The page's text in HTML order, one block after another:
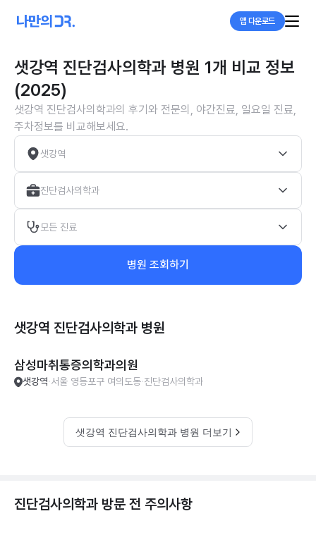
앱 다운로드
샛강역 진단검사의학과 병원 1개 비교 정보
(2025)
샛강역 진단검사의학과의 후기와 전문의, 야간진료, 일요일 진료,
주차정보를 비교해보세요.
샛강역
진단검사의학과
모든 진료
병원 조회하기
샛강역 진단검사의학과 병원
삼성마취통증의학과의원
샛강역 서울 영등포구 여의도동 진단검사의학과
샛강역 진단검사의학과 병원 더보기
진단검사의학과 방문 전 주의사항